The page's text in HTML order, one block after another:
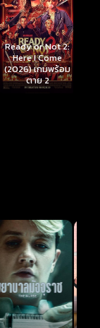
Ready or Not 2:
Here I Come
(2026) เกมพร้อม
ตาย 2